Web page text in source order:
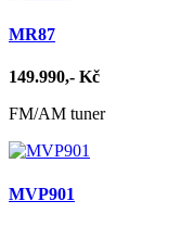
MR87
149.990,- Kč
FM/AM tuner
MVP901